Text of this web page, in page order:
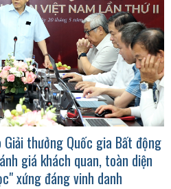
Giải thưởng Quốc gia Bất động
giá khách quan, toàn diện
xứng đáng vinh danh